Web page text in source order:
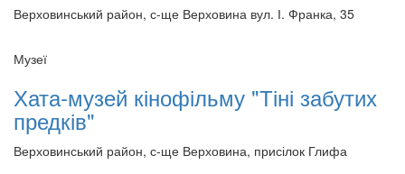
Верховинський район, с-ще Верховина вул. І. Франка, 35
Музеї
Хата-музей кінофільму "Тіні забутих
предків"
Верховинський район, с-ще Верховина, присілок Глифа